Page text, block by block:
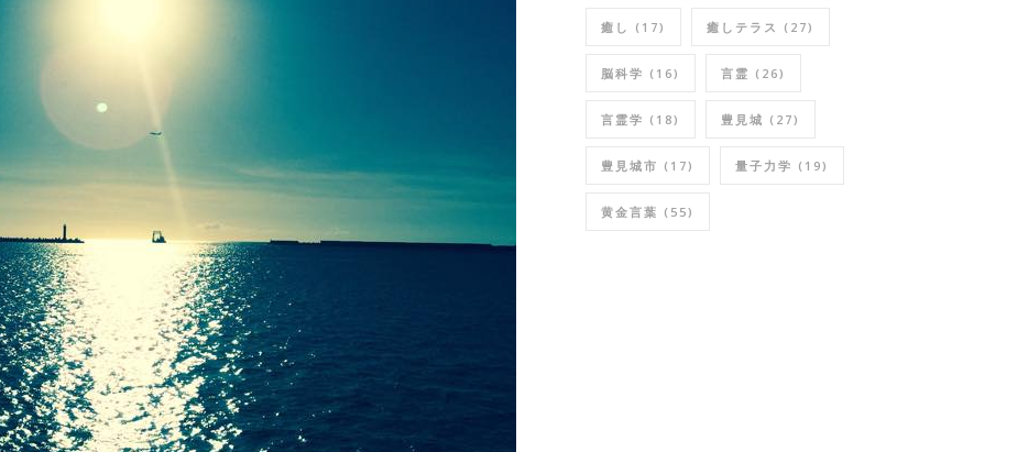
癒し (17) 癒しテラス (27)
脳科学 (16) 言霊 (26)
言霊学 (18) 豊見城 (27)
豊見城市 (17) 量子力学 (19)
黄金言葉 (55)